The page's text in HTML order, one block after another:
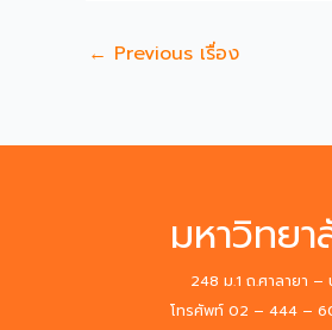
← Previous เรื่อง
มหาวิทย
248 ม.1 ถ.ศาลายา
โทรศัพท์ 02 – 444 –